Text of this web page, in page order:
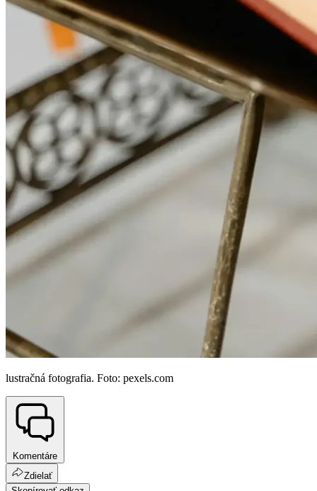
lustračná fotografia. Foto: pexels.com
Komentáre
Zdielať